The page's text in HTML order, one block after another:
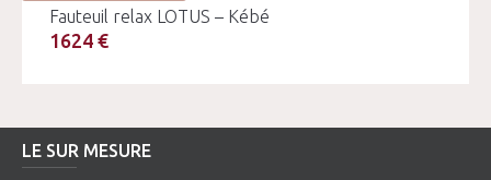
Fauteuil relax LOTUS – Kébé
1624 €
LE SUR MESURE